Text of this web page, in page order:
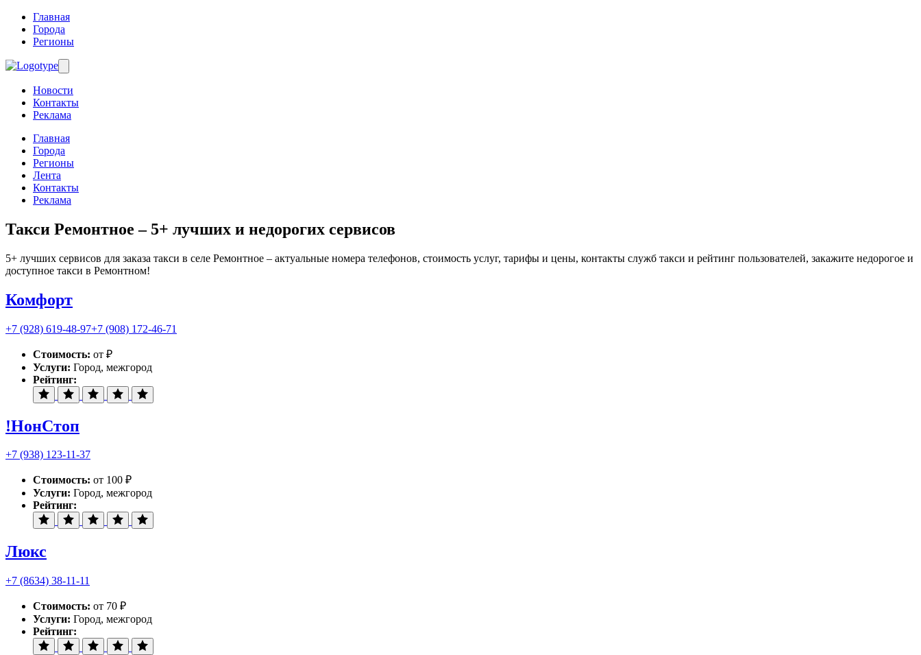
Главная
Города
Регионы
Новости
Контакты
Реклама
Главная
Города
Регионы
Лента
Контакты
Реклама
Такси Ремонтное – 5+ лучших и недорогих сервисов
5+ лучших сервисов для заказа такси в селе Ремонтное – актуальные номера телефонов, стоимость услуг, тарифы и цены, контакты служб такси и рейтинг пользователей, закажите недорогое и
доступное такси в Ремонтном!
Комфорт
+7 (928) 619-48-97+7 (908) 172-46-71
Стоимость: от ₽
Услуги: Город, межгород
Рейтинг:
!НонСтоп
+7 (938) 123-11-37
Стоимость: от 100 ₽
Услуги: Город, межгород
Рейтинг:
Люкс
+7 (8634) 38-11-11
Стоимость: от 70 ₽
Услуги: Город, межгород
Рейтинг: